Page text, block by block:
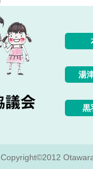
湯
黒
Copyright©2012